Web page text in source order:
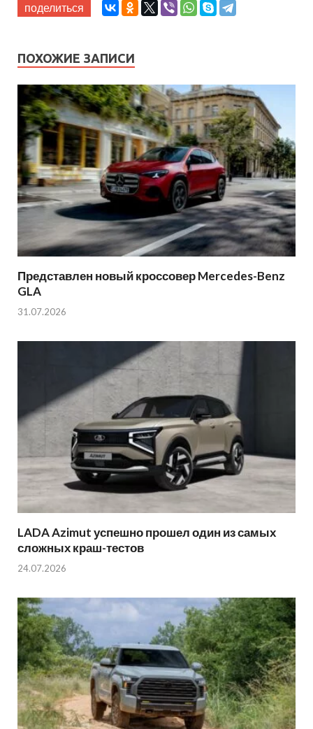
поделиться
ПОХОЖИЕ ЗАПИСИ
Представлен новый кроссовер Mercedes-Benz
GLA
31.07.2026
LADA Azimut успешно прошел один из самых
сложных краш-тестов
24.07.2026